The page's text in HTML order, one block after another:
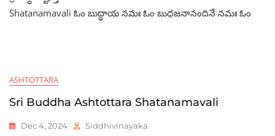
Shatanamavali ఓం బుద్ధాయ నమః ఓం బుధజనానందినే నమః ఓం
ASHTOTTARA
Sri Buddha Ashtottara Shatanamavali
Dec 4, 2024 Siddhivinayaka